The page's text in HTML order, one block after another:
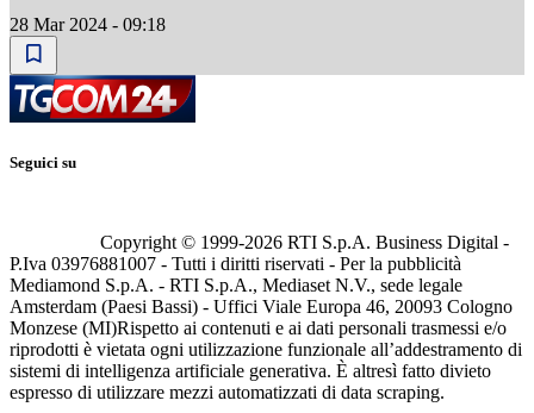
28 Mar 2024 - 09:18
Seguici su
Copyright © 1999-2026 RTI S.p.A. Business Digital -
P.Iva 03976881007 - Tutti i diritti riservati - Per la pubblicità
Mediamond S.p.A. - RTI S.p.A., Mediaset N.V., sede legale
Amsterdam (Paesi Bassi) - Uffici Viale Europa 46, 20093 Cologno
Monzese (MI)Rispetto ai contenuti e ai dati personali trasmessi e/o
riprodotti è vietata ogni utilizzazione funzionale all’addestramento di
sistemi di intelligenza artificiale generativa. È altresì fatto divieto
espresso di utilizzare mezzi automatizzati di data scraping.